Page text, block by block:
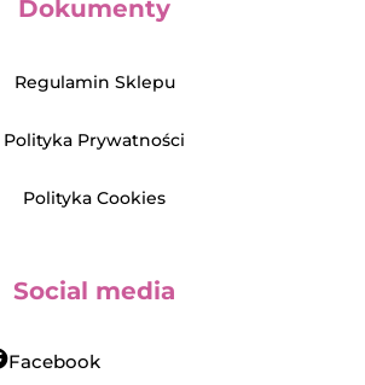
Dokumenty
Regulamin Sklepu
Polityka Prywatności
Polityka Cookies
Social media
Facebook